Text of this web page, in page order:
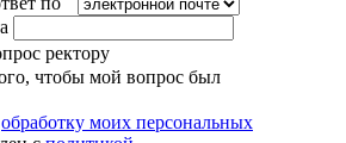
ректору
чтобы мой вопрос был
обработку моих персональных